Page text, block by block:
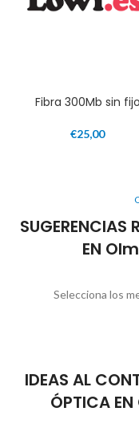
Fibra 300Mb sin fijo
€25,00
SUGERENCIAS
EN
Selecciona los
IDEAS AL
ÓPTICA